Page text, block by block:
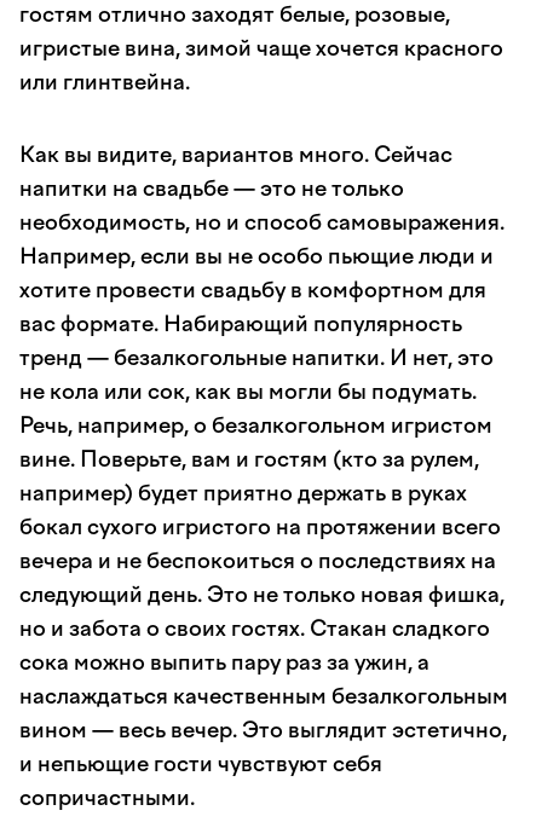
гостям отлично заходят белые, розовые,
игристые вина, зимой чаще хочется красного
или глинтвейна.
Как вы видите, вариантов много. Сейчас
напитки на свадьбе — это не только
необходимость, но и способ самовыражения.
Например, если вы не особо пьющие люди и
хотите провести свадьбу в комфортном для
вас формате. Набирающий популярность
тренд — безалкогольные напитки. И нет, это
не кола или сок, как вы могли бы подумать.
Речь, например, о безалкогольном игристом
вине. Поверьте, вам и гостям (кто за рулем,
например) будет приятно держать в руках
бокал сухого игристого на протяжении всего
вечера и не беспокоиться о последствиях на
следующий день. Это не только новая фишка,
но и забота о своих гостях. Стакан сладкого
сока можно выпить пару раз за ужин, а
наслаждаться качественным безалкогольным
вином — весь вечер. Это выглядит эстетично,
и непьющие гости чувствуют себя
сопричастными.